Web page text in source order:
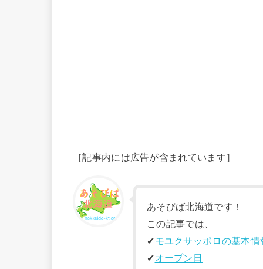
［記事内には広告が含まれています］
あそびば北海道です！
この記事では、
✔︎モユクサッポロの基本情
✔︎オープン日